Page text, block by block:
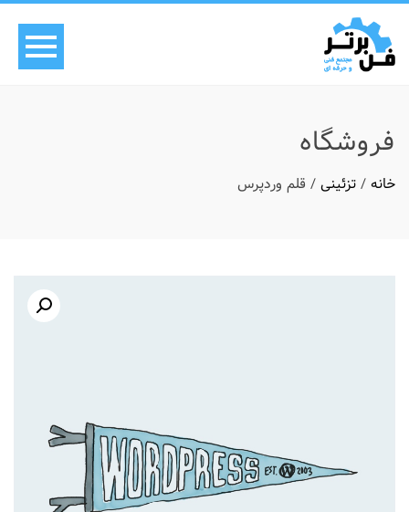
فروشگاه
خانه / تزئینی / قلم وردپرس